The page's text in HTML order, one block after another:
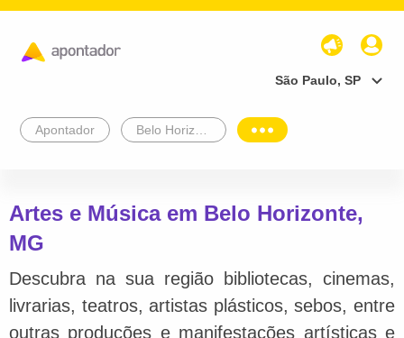
São Paulo, SP
Apontador
Artes e Música em Belo Horizonte,
MG
Descubra na sua região bibliotecas, cinemas,
livrarias, teatros, artistas plásticos, sebos, entre
outras produções e manifestações artísticas e